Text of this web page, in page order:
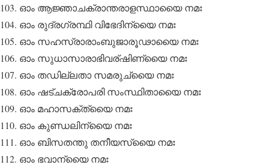
ഓം ആജ്ഞാചക്രാന്തരാളസ്ഥായൈ നമഃ
ഓം രുദ്രഗ്രന്ഥി വിഭേദിന്യൈ നമഃ
ഓം സഹസ്രാരാംബുജാരൂഢായൈ നമഃ
ഓം സുധാസാരാഭിവര്ഷിണ്യൈ നമഃ
ഓം തഡില്ലതാ സമരുച്യൈ നമഃ
ഓം ഷട്ചക്രോപരി സംസ്ഥിതായൈ നമഃ
ഓം മഹാസക്ത്യൈ നമഃ
ഓം കുണ്ഡലിന്യൈ നമഃ
ഓം ബിസതന്തു തനീയസ്യൈ നമഃ
ഓം ഭവാന്യൈ നമഃ